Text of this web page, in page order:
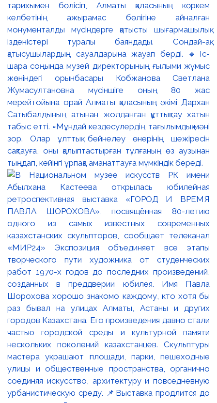
тарихымен бөлісіп, Алматы қаласының көркем
келбетінің ажырамас бөлігіне айналған
монументалды мүсіндерге қатысты шығармашылық
ізденістері туралы баяндады. Сондай-ақ
қатысушылардың сауалдарына жауап берді. 🔹Іс-
шара соңында музей директорының ғылыми жұмыс
жөніндегі орынбасары Кобжанова Светлана
Жумасултановна мүсіншіге оның 80 жас
мерейтойына орай Алматы қаласының әкімі Дархан
Сатыбалдының атынан жолданған құттықтау хатын
табыс етті. ▫️Мұндай кездесулердің тағылымдық мәні
зор. Олар ұлттық бейнелеу өнерінің шежіресін
сақтауға, оны қалыптастырған тұлғаның өз аузынан
тыңдап, кейінгі ұрпаққа аманаттауға мүмкіндік береді.